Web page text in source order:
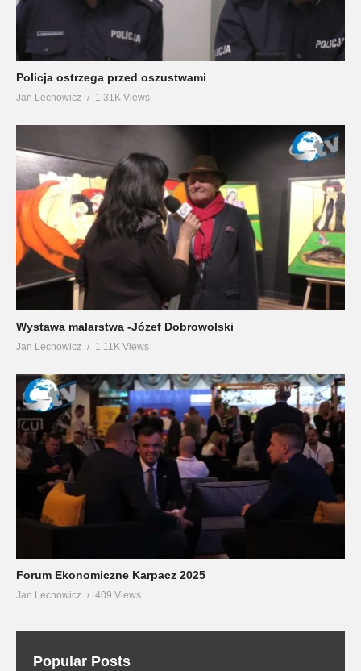
Policja ostrzega przed oszustwami
Jan Lechowicz 1.31K Views
Wystawa malarstwa -Józef Dobrowolski
Jan Lechowicz 1.11K Views
Forum Ekonomiczne Karpacz 2025
Jan Lechowicz 409 Views
Popular Posts